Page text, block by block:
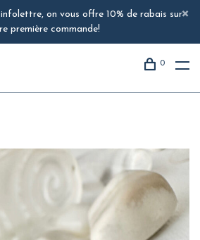
on vous offre 10% de rabais sur
première commande!
0